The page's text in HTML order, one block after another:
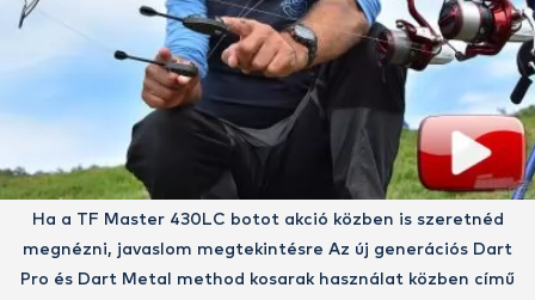
Ha a TF Master 430LC botot akció közben is szeretnéd
megnézni, javaslom megtekintésre Az új generációs Dart
Pro és Dart Metal method kosarak használat közben című